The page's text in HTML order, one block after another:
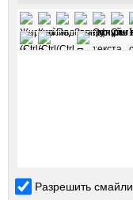
Разрешить